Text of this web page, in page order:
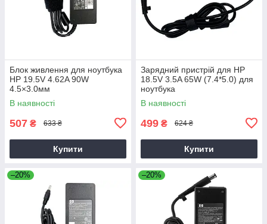
Блок живлення для ноутбука
HP 19.5V 4.62A 90W
4.5×3.0мм
В наявності
507 ₴ 633 ₴
Купити
Зарядний пристрій для HP
18.5V 3.5A 65W (7.4*5.0) для
ноутбука
В наявності
499 ₴ 624 ₴
Купити
–20% –20%